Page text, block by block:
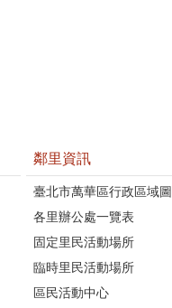
鄰里資訊
臺北市萬華區行政區域圖
各里辦公處一覽表
固定里民活動場所
臨時里民活動場所
區民活動中心